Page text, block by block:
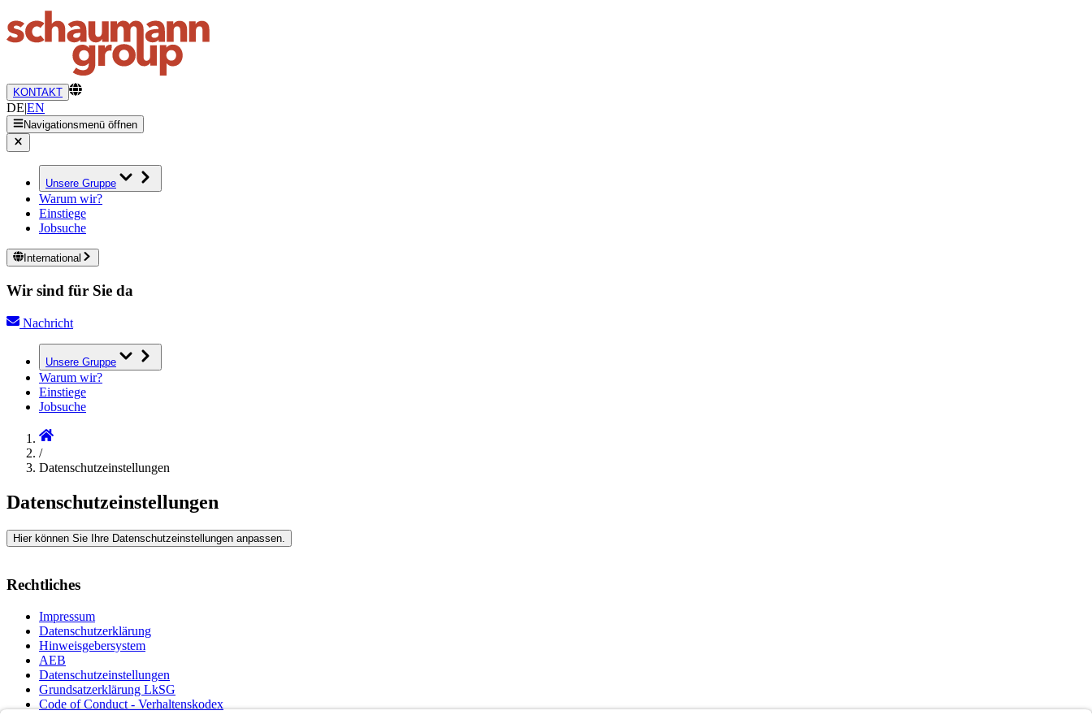
KONTAKT
DE|EN
Navigationsmenü öffnen
Unsere Gruppe
Warum wir?
Einstiege
Jobsuche
International
Wir sind für Sie da
Nachricht
Unsere Gruppe
Warum wir?
Einstiege
Jobsuche
/
Datenschutzeinstellungen
Datenschutzeinstellungen
Hier können Sie Ihre Datenschutzeinstellungen anpassen.
Rechtliches
Impressum
Datenschutzerklärung
Hinweisgebersystem
AEB
Datenschutzeinstellungen
Grundsatzerklärung LkSG
Code of Conduct - Verhaltenskodex